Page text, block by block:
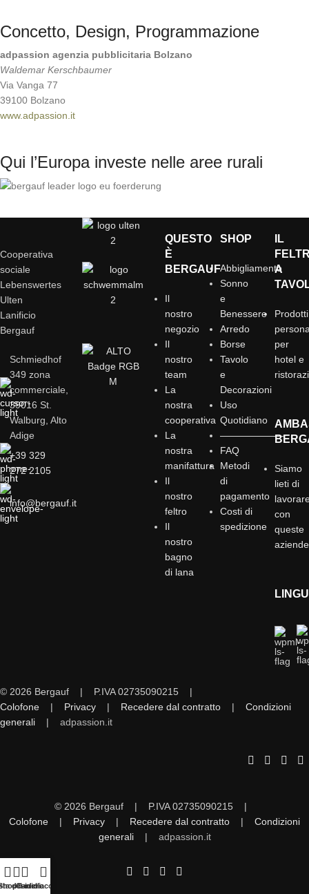
Concetto, Design, Programmazione
adpassion agenzia pubblicitaria Bolzano
Waldemar Kerschbaumer
Via Vanga 77
39100 Bolzano
www.adpassion.it
Qui l’Europa investe nelle aree rurali
Cooperativa
sociale
Lebenswertes
Ulten
Lanificio
Bergauf
Schmiedhof
349 zona
commerciale,
39016 St.
Walburg, Alto
Adige
+39 329
272 2105
info@bergauf.it
QUESTO
È
BERGAUF
Il
nostro
negozio
Il
nostro
team
La
nostra
cooperativa
La
nostra
manifattura
Il
nostro
feltro
Il
nostro
bagno
di lana
SHOP
Abbigliamento
Sonno
e
Benessere
Arredo
Borse
Tavolo
e
Decorazioni
Uso
Quotidiano
——————–
FAQ
Metodi
di
pagamento
Costi di
spedizione
IL
A
Prodotti
per
hotel e
Siamo
lieti di
con
queste
aziende
© 2026 Bergauf | P.IVA 02735090215 |
Colofone | Privacy | Recedere dal contratto | Condizioni
generali | adpassion.it
© 2026 Bergauf | P.IVA 02735090215 |
Colofone | Privacy | Recedere dal contratto | Condizioni
generali| adpassion.it
desideri
Carrello
Il mio account